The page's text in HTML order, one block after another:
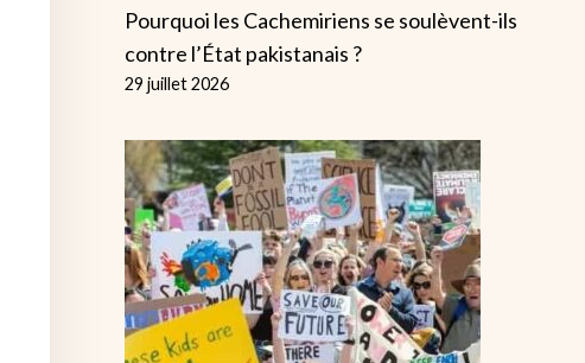
Pourquoi les Cachemiriens se soulèvent-ils
contre l’État pakistanais ?
29 juillet 2026